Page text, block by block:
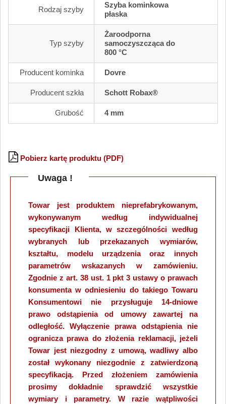
Rodzaj szyby
Szyba kominkowa
płaska
Typ szyby
Żaroodporna
samoczyszcząca do
800 °C
Producent kominka Dovre
Producent szkła Schott Robax®
Grubość 4 mm
Pobierz kartę produktu (PDF)
Uwaga !
Towar jest produktem nieprefabrykowanym,
wykonywanym według indywidualnej
specyfikacji Klienta, w szczególności według
wybranych lub przekazanych wymiarów,
kształtu, modelu urządzenia oraz innych
parametrów wskazanych w zamówieniu.
Zgodnie z art. 38 ust. 1 pkt 3 ustawy o prawach
konsumenta w odniesieniu do takiego Towaru
Konsumentowi nie przysługuje 14-dniowe
prawo odstąpienia od umowy zawartej na
odległość. Wyłączenie prawa odstąpienia nie
ogranicza prawa do złożenia reklamacji, jeżeli
Towar jest niezgodny z umową, wadliwy albo
został wykonany niezgodnie z zatwierdzoną
specyfikacją. Przed złożeniem zamówienia
prosimy dokładnie sprawdzić wszystkie
wymiary i parametry. W razie wątpliwości